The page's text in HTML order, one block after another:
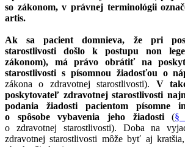
so zákonom, v právnej terminológii
artis.
Ak sa pacient domnieva, že pri
starostlivosti došlo k postupu non
zákonom), má právo obrátiť na
starostlivosti s písomnou žiadosťou o
zákona o zdravotnej starostlivosti). V
poskytovateľ zdravotnej starostlivosti
podania žiadosti pacientom písomne
o spôsobe vybavenia jeho žiadosti(§
o zdravotnej starostlivosti). Doba na
zdravotnej starostlivosti môže byť aj